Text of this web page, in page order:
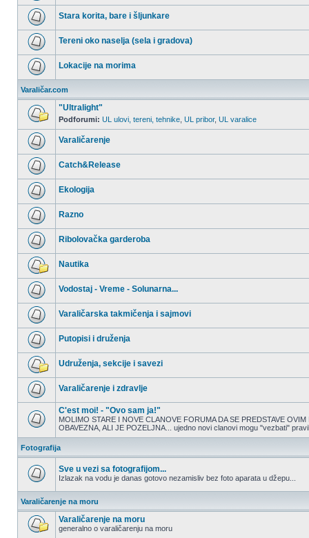
Nema
nepročitanih
postova
Nema
nepročitanih
postova
Stara korita, bare i šljunkare
Nema
nepročitanih
postova
Tereni oko naselja (sela i gradova)
Nema
postova
Lokacije na morima
Varaličar.com
postova
"Ultralight"
Podforumi: UL ulovi, tereni, tehnike UL pribor, UL varalice
Nema
nepročitanih
postova
Varaličarenje
Nema
nepročitanih
postova
Catch&Release
Nema
nepročitanih
postova
Ekologija
Nema
nepročitanih
postova
Razno
Nema
nepročitanih
postova
Ribolovačka garderoba
Nema
nepročitanih
postova
Nautika
Nema
nepročitanih
postova
Vodostaj - Vreme - Solunarna...
Nema
nepročitanih
postova
Varaličarska takmičenja i sajmovi
Nema
nepročitanih
postova
Putopisi i druženja
Nema
nepročitanih
postova
Udruženja, sekcije i savezi
Nema
nepročitanih
postova
Varaličarenje i zdravlje
Nema
nepročitanih
postova
C'est moi! - "Ovo sam ja!"
MOLIMO STARE I NOVE CLANOVE FORUMA DA SE PREDSTAVE
OBAVEZNA, ALI JE POZELJNA... ujedno novi clanovi mogu "vezbati"
Fotografija
nepročitanih
postova
Sve u vezi sa fotografijom...
Izlazak na vodu je danas gotovo nezamisliv bez foto aparata u džepu...
Varaličarenje na moru
Varaličarenje na moru
generalno o varaličarenju na moru